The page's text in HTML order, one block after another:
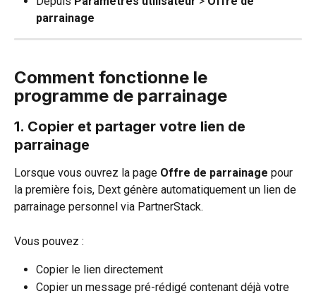
parrainage
Comment fonctionne le
programme de parrainage
1. Copier et partager votre lien de
parrainage
Lorsque vous ouvrez la page Offre de parrainage pour
la première fois, Dext génère automatiquement un lien de
parrainage personnel via PartnerStack.
Vous pouvez :
Copier le lien directement
Copier un message pré-rédigé contenant déjà votre